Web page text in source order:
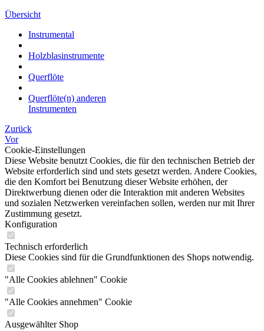
Übersicht
Instrumental
Holzblasinstrumente
Querflöte
Querflöte(n) anderen
Instrumenten
Zurück
Vor
Cookie-Einstellungen
Diese Website benutzt Cookies, die für den technischen Betrieb der
Website erforderlich sind und stets gesetzt werden. Andere Cookies,
die den Komfort bei Benutzung dieser Website erhöhen, der
Direktwerbung dienen oder die Interaktion mit anderen Websites
und sozialen Netzwerken vereinfachen sollen, werden nur mit Ihrer
Zustimmung gesetzt.
Konfiguration
Technisch erforderlich
Diese Cookies sind für die Grundfunktionen des Shops notwendig.
"Alle Cookies ablehnen" Cookie
"Alle Cookies annehmen" Cookie
Ausgewählter Shop